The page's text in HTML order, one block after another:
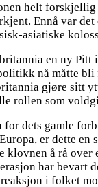
helt
Ennå var
asiatiske
en ny
nå måtte
gjøre sitt
rollen som
dets gamle
er dette
å rå
har
i folket